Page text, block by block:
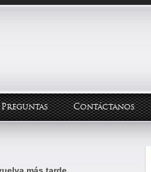
Preguntas Contáctanos